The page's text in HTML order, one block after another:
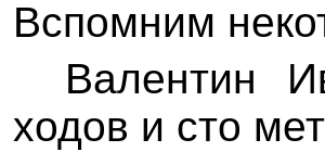
Вспомним
Валентин
ходов и сто